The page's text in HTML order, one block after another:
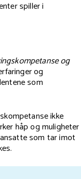
spiller i
og
og
som
ikke
håp og muligheter
som tar imot